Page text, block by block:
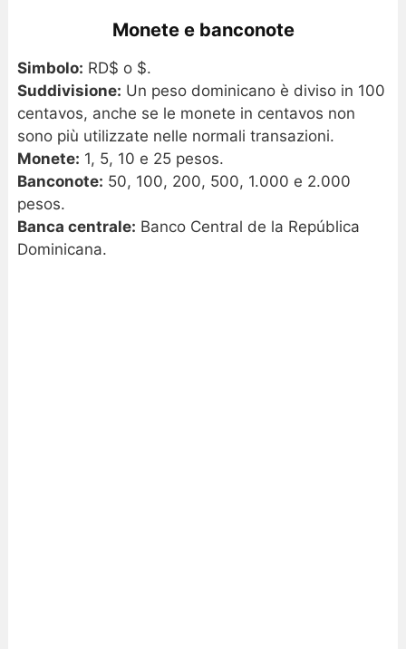
Monete e banconote
Simbolo: RD$ o $.
Suddivisione: Un peso dominicano è diviso in 100
centavos, anche se le monete in centavos non
sono più utilizzate nelle normali transazioni.
Monete: 1, 5, 10 e 25 pesos.
Banconote: 50, 100, 200, 500, 1.000 e 2.000
pesos.
Banca centrale: Banco Central de la República
Dominicana.